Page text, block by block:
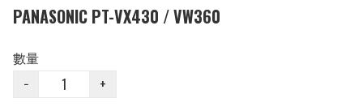
PANASONIC PT-VX430 / VW360
數量
−
+